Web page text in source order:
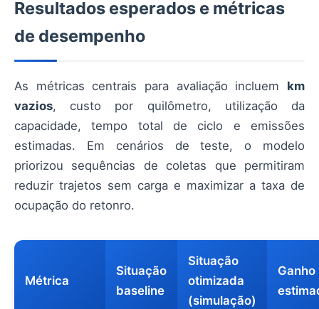
Resultados esperados e métricas
de desempenho
As métricas centrais para avaliação incluem km
vazios, custo por quilômetro, utilização da
capacidade, tempo total de ciclo e emissões
estimadas. Em cenários de teste, o modelo
priorizou sequências de coletas que permitiram
reduzir trajetos sem carga e maximizar a taxa de
ocupação do retonro.
Métrica
Situação
baseline
Situação
otimizada
(simulação)
Ganho